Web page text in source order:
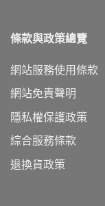
條款與政策總覽
網站服務使用條款
網站免責聲明
隱私權保護政策
綜合服務條款
退換貨政策